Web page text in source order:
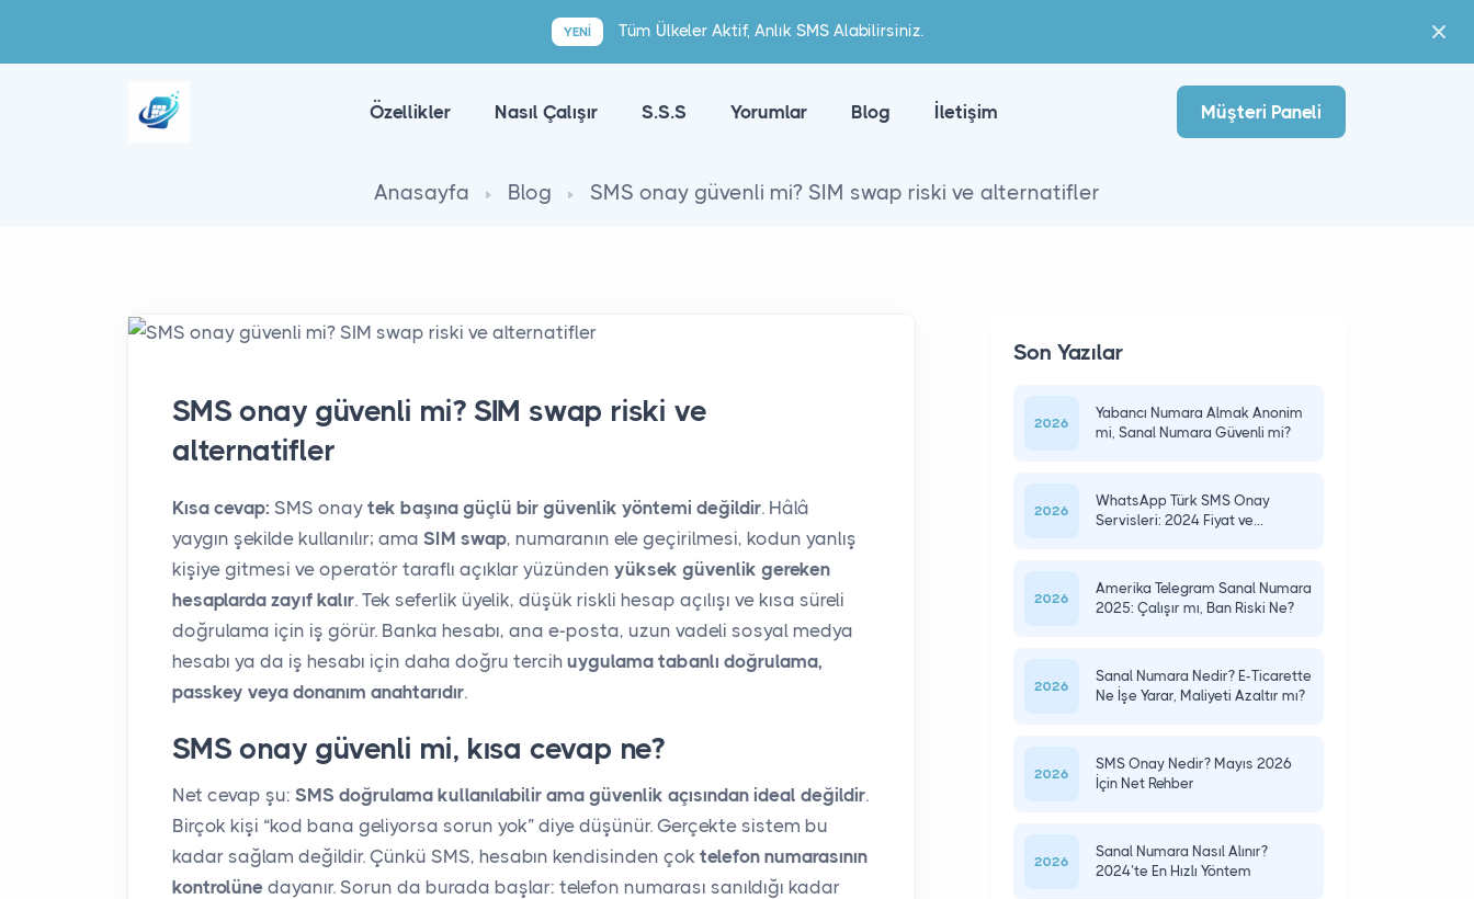
YENI Tüm Ülkeler Aktif, Anlık SMS Alabilirsiniz.
Özellikler Nasıl Çalışır S.S.S Yorumlar Blog İletişim Müşteri Paneli
Anasayfa Blog SMS onay güvenli mi? SIM swap riski ve alternatifler
SMS onay güvenli mi? SIM swap riski ve
alternatifler
Kısa cevap: SMS onay tek başına güçlü bir güvenlik yöntemi değildir. Hâlâ
yaygın şekilde kullanılır; ama SIM swap, numaranın ele geçirilmesi, kodun yanlış
kişiye gitmesi ve operatör taraflı açıklar yüzünden yüksek güvenlik gereken
hesaplarda zayıf kalır. Tek seferlik üyelik, düşük riskli hesap açılışı ve kısa süreli
doğrulama için iş görür. Banka hesabı, ana e-posta, uzun vadeli sosyal medya
hesabı ya da iş hesabı için daha doğru tercih uygulama tabanlı doğrulama,
passkey veya donanım anahtarıdır.
SMS onay güvenli mi, kısa cevap ne?
Net cevap şu: SMS doğrulama kullanılabilir ama güvenlik açısından ideal değildir.
Birçok kişi “kod bana geliyorsa sorun yok” diye düşünür. Gerçekte sistem bu
kadar sağlam değildir. Çünkü SMS, hesabın kendisinden çok telefon numarasının
kontrolüne dayanır. Sorun da burada başlar: telefon numarası sanıldığı kadar
Son Yazılar
2026
Yabancı Numara Almak Anonim
mi, Sanal Numara Güvenli mi?
2026
WhatsApp Türk SMS Onay
Servisleri: 2024 Fiyat ve
2026
Amerika Telegram Sanal Numara
2025: Çalışır mı, Ban Riski Ne?
2026
Sanal Numara Nedir? E-Ticarette
Ne İşe Yarar, Maliyeti Azaltır mı?
2026
SMS Onay Nedir? Mayıs 2026
İçin Net Rehber
2026
Sanal Numara Nasıl Alınır?
2024’te En Hızlı Yöntem